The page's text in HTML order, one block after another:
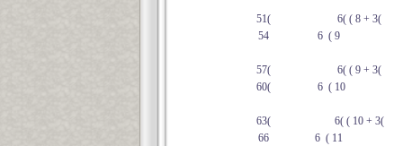
51(
6( ( 8 + 3(
54
6 ( 9
57(
6( ( 9 + 3(
60(
6 ( 10
63(
6( ( 10 + 3(
66
6 ( 11